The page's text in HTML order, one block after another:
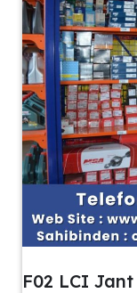
F02 LCI